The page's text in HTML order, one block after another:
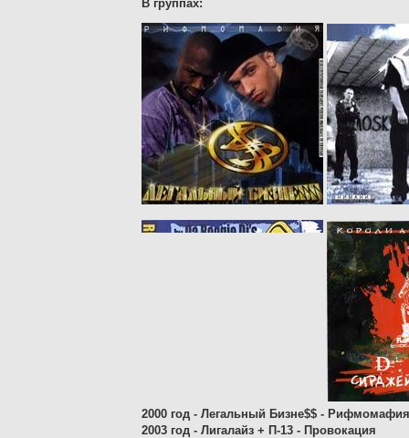
В группах:
2000 год - Легальный Бизне$$ - Рифмомафия
2003 год - Лигалайз + П-13 - Провокация